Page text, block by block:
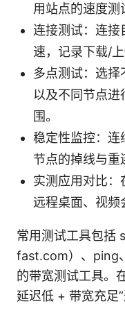
用站点的速度测
连接测试：连接
速，记录下载/
多点测试：选择
以及不同节点
围。
稳定性监控：
节点的掉线与重
实测应用对比：
远程桌面、视频
常用测试工具包括
fast.com）、ping
的带宽测试工具。
延迟低 + 带宽充足